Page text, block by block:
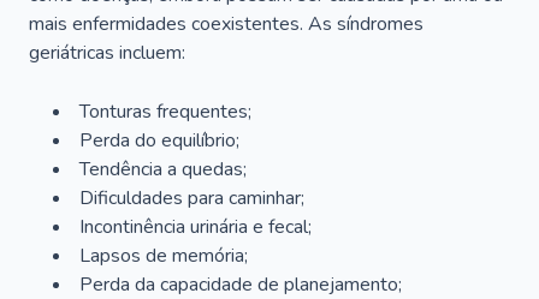
mais enfermidades coexistentes. As síndromes
geriátricas incluem:
Tonturas frequentes;
Perda do equilíbrio;
Tendência a quedas;
Dificuldades para caminhar;
Incontinência urinária e fecal;
Lapsos de memória;
Perda da capacidade de planejamento;